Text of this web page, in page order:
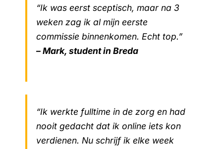
“Ik was eerst sceptisch, maar na 3
weken zag ik al mijn eerste
commissie binnenkomen. Echt top.”
– Mark, student in Breda
“Ik werkte fulltime in de zorg en had
nooit gedacht dat ik online iets kon
verdienen. Nu schrijf ik elke week